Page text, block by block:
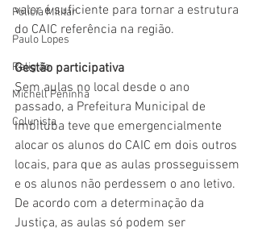
Polícia Militar
Paulo Lopes
Religião
Michell Peninha
Colunista
valor é suficiente para tornar a estrutura
do CAIC referência na região.
Gestão participativa
Sem aulas no local desde o ano
passado, a Prefeitura Municipal de
Imbituba teve que emergencialmente
alocar os alunos do CAIC em dois outros
locais, para que as aulas prosseguissem
e os alunos não perdessem o ano letivo.
De acordo com a determinação da
Justiça, as aulas só podem ser